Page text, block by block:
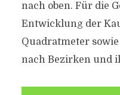
nach oben. Für die
Entwicklung der
Quadratmeter
nach Bezirken und